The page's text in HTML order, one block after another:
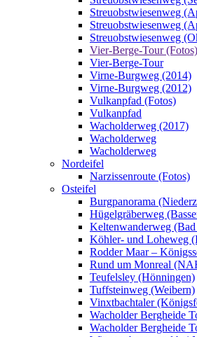
Streuobstwiesenweg
Streuobstwiesenweg
Streuobstwiesenweg
Vier-Berge-Tour (Fotos)
Vier-Berge-Tour
Virne-Burgweg (2014)
Virne-Burgweg (2012)
Vulkanpfad (Fotos)
Vulkanpfad
Wacholderweg (2017)
Wacholderweg
Wacholderweg
Nordeifel
Narzissenroute (Fotos)
Osteifel
Burgpanorama
Hügelgräberweg
Keltenwanderweg
Köhler- und Loheweg
Rodder Maar –
Rund um Monreal
Teufelsley (Hönningen)
Tuffsteinweg (Weibern)
Vinxtbachtaler
Wacholder Bergheide
Wacholder Bergheide